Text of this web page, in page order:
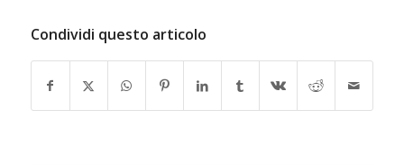
Condividi questo articolo